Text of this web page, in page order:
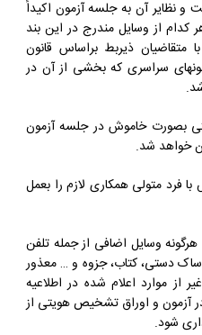
نظایر آن به جلسه آزمون اکیداً
کدام از وسایل مندرج در این بند
ذیربط براساس قانون
سراسری که بخشی از آن در
بصورت خاموش در جلسه آزمون
خواهد شد.
فرد متولی همکاری لازم را بعمل
وسایل اضافی از جمله تلفن
دستی، کتاب، جزوه و … معذور
از موارد اعلام شده در اطلاعیه
آزمون و اوراق تشخیص هویتی از
شود.